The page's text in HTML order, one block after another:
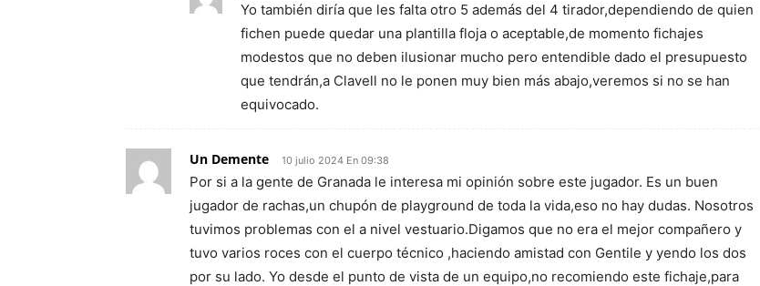
Yo también diría que les falta otro 5 además del 4 tirador,dependiendo de quien
fichen puede quedar una plantilla floja o aceptable,de momento fichajes
modestos que no deben ilusionar mucho pero entendible dado el presupuesto
que tendrán,a Clavell no le ponen muy bien más abajo,veremos si no se han
equivocado.
Un Demente 10 julio 2024 En 09:38
Por si a la gente de Granada le interesa mi opinión sobre este jugador. Es un buen
jugador de rachas,un chupón de playground de toda la vida,eso no hay dudas. Nosotros
tuvimos problemas con el a nivel vestuario.Digamos que no era el mejor compañero y
tuvo varios roces con el cuerpo técnico ,haciendo amistad con Gentile y yendo los dos
por su lado. Yo desde el punto de vista de un equipo,no recomiendo este fichaje,para